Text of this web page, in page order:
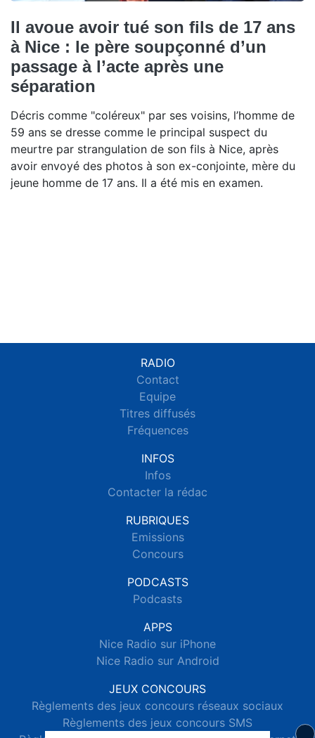
Il avoue avoir tué son fils de 17 ans
à Nice : le père soupçonné d’un
passage à l’acte après une
séparation
Décris comme "coléreux" par ses voisins, l’homme de
59 ans se dresse comme le principal suspect du
meurtre par strangulation de son fils à Nice, après
avoir envoyé des photos à son ex-conjointe, mère du
jeune homme de 17 ans. Il a été mis en examen.
RADIO
Contact
Equipe
Titres diffusés
Fréquences
INFOS
Infos
Contacter la rédac
RUBRIQUES
Emissions
Concours
PODCASTS
Podcasts
APPS
Nice Radio sur iPhone
Nice Radio sur Android
JEUX CONCOURS
Règlements des jeux concours réseaux sociaux
Règlements des jeux concours SMS